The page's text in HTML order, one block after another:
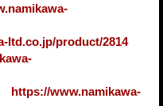
ltd.co.jp/product/2814
https://www.namikawa-